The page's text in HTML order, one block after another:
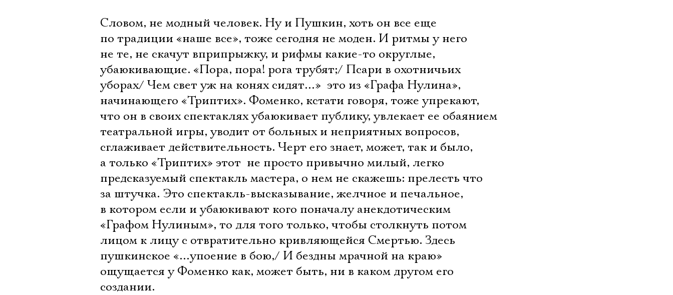
Словом, не модный человек. Ну и Пушкин, хоть он все еще
по традиции «наше все», тоже сегодня не моден. И ритмы у него
не те, не скачут вприпрыжку, и рифмы какие-то округлые,
убаюкивающие. «Пора, пора! рога трубят;/ Псари в охотничьих
уборах/ Чем свет уж на конях сидят…»  это из «Графа Нулина»,
начинающего «Триптих». Фоменко, кстати говоря, тоже упрекают,
что он в своих спектаклях убаюкивает публику, увлекает ее обаянием
театральной игры, уводит от больных и неприятных вопросов,
сглаживает действительность. Черт его знает, может, так и было,
а только «Триптих» этот  не просто привычно милый, легко
предсказуемый спектакль мастера, о нем не скажешь: прелесть что
за штучка. Это спектакль-высказывание, желчное и печальное,
в котором если и убаюкивают кого поначалу анекдотическим
«Графом Нулиным», то для того только, чтобы столкнуть потом
лицом к лицу с отвратительно кривляющейся Смертью. Здесь
пушкинское «…упоение в бою,/ И бездны мрачной на краю»
ощущается у Фоменко как, может быть, ни в каком другом его
создании.